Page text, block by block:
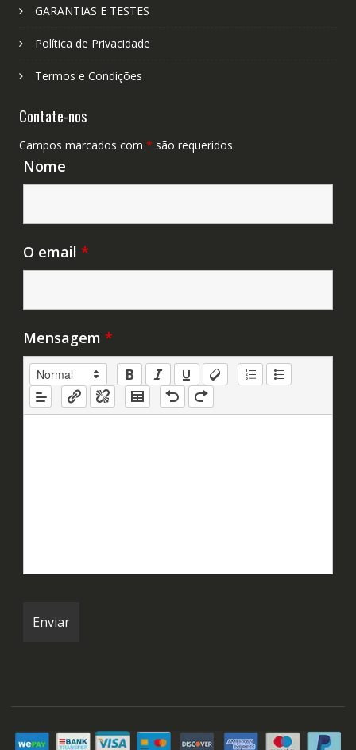
GARANTIAS E TESTES
Política de Privacidade
Termos e Condições
Contate-nos
Campos marcados com * são requeridos
Nome
O email *
Mensagem *